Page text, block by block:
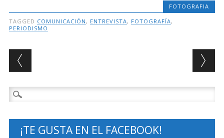
FOTOGRAFIA
TAGGED COMUNICACIÓN , ENTREVISTA, FOTOGRAFÍA,
PERIODISMO
Post navigation
Buscar:
¡TE GUSTA EN EL FACEBOOK!